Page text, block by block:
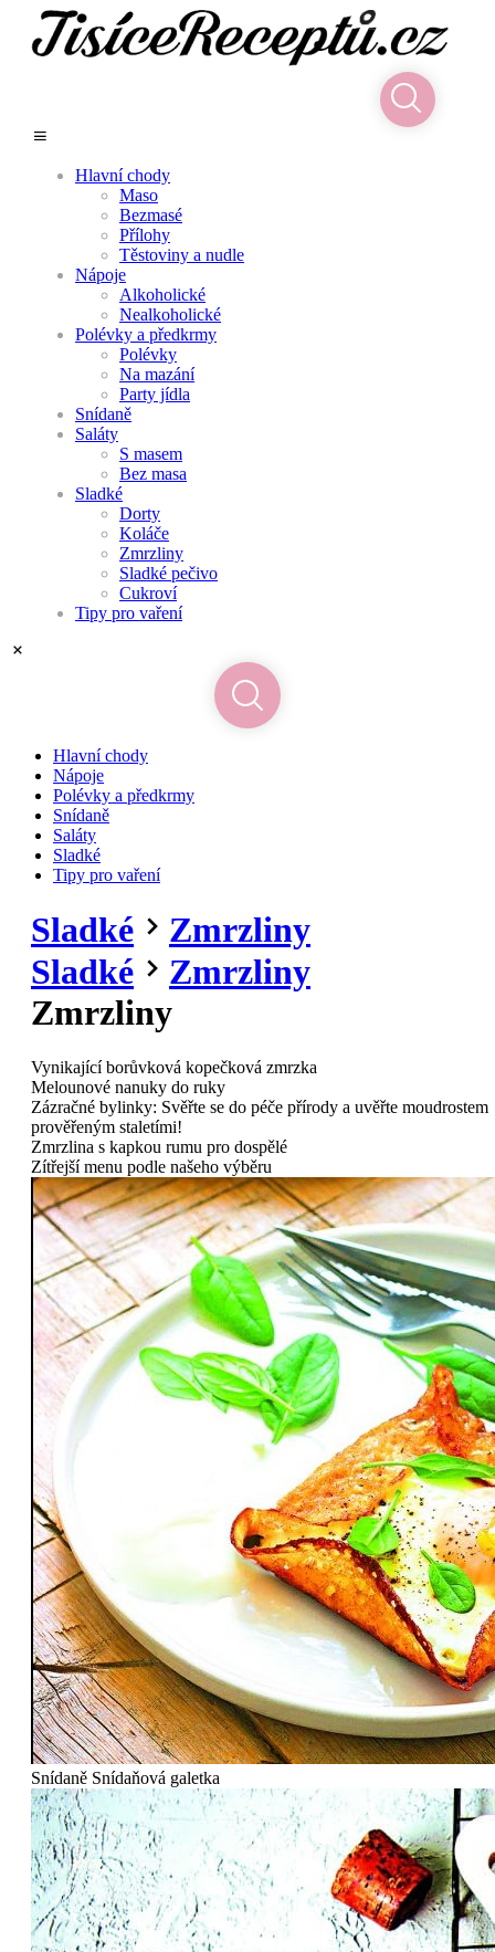
Hlavní chody
Maso
Bezmasé
Přílohy
Těstoviny a nudle
Nápoje
Alkoholické
Nealkoholické
Polévky a předkrmy
Polévky
Na mazání
Party jídla
Snídaně
Saláty
S masem
Bez masa
Sladké
Dorty
Koláče
Zmrzliny
Sladké pečivo
Cukroví
Tipy pro vaření
Hlavní chody
Nápoje
Polévky a předkrmy
Snídaně
Saláty
Sladké
Tipy pro vaření
Sladké
Zmrzliny
Sladké
Zmrzliny
Zmrzliny
Vynikající borůvková kopečková zmrzka
Melounové nanuky do ruky
Zázračné bylinky: Svěřte se do péče přírody a uvěřte moudrostem
prověřeným staletími!
Zmrzlina s kapkou rumu pro dospělé
Zítřejší menu podle našeho výběru
Snídaně Snídaňová galetka